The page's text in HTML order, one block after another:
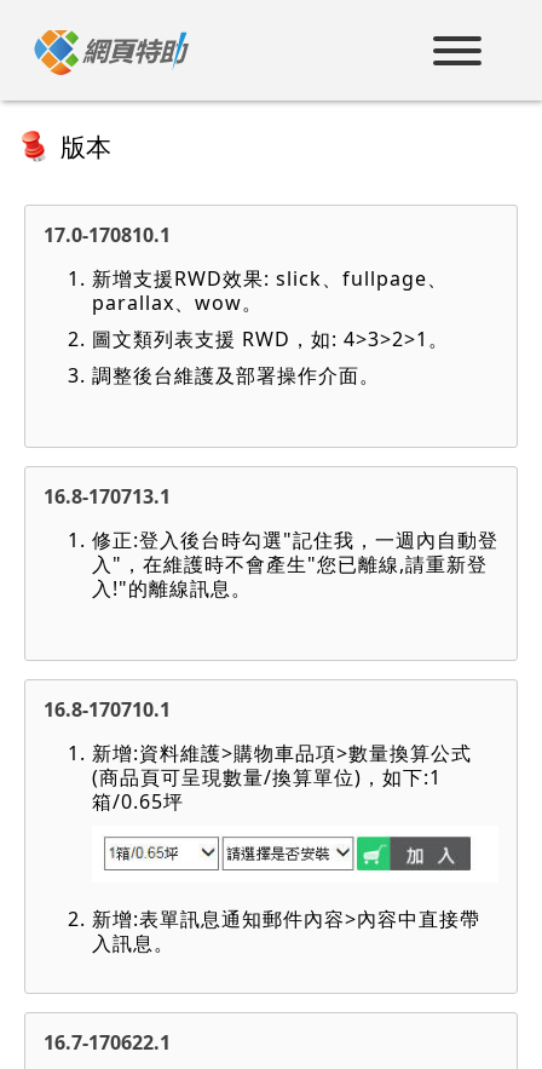
內
版本
17.0-170810.1
新增支援RWD效果: slick、fullpage、
parallax、wow。
圖文類列表支援 RWD，如: 4>3>2>1。
調整後台維護及部署操作介面。
16.8-170713.1
修正:登入後台時勾選"記住我，一週內自動登
入"，在維護時不會產生"您已離線,請重新登
入!"的離線訊息。
16.8-170710.1
新增:資料維護>購物車品項>數量換算公式
(商品頁可呈現數量/換算單位)，如下:1
箱/0.65坪
新增:表單訊息通知郵件內容>內容中直接帶
入訊息。
16.7-170622.1